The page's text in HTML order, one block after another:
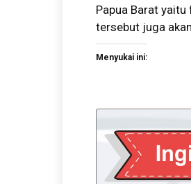
Papua Barat
tersebut juga
Menyukai ini: